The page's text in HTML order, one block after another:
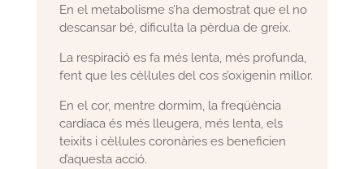
En el metabolisme s’ha demostrat que el no
descansar bé, dificulta la pèrdua de greix.
La respiració es fa més lenta, més profunda,
fent que les cèl·lules del cos s’oxigenin millor.
En el cor, mentre dormim, la freqüència
cardíaca és més lleugera, més lenta, els
teixits i cèl·lules coronàries es beneficien
d’aquesta acció.